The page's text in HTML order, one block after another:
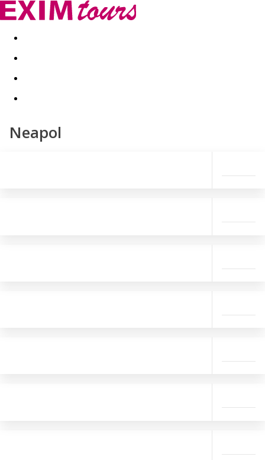
Akční nabídky Last minute
Neapol